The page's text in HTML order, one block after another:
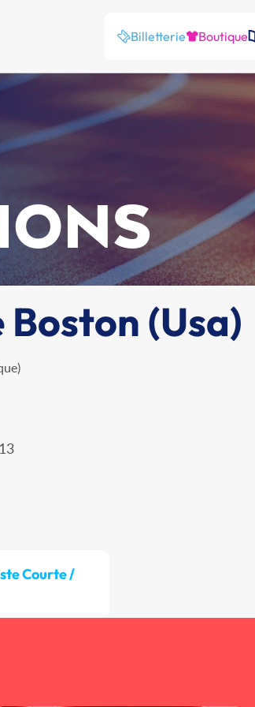
Billetterie Boutique
(Usa)
Courte /